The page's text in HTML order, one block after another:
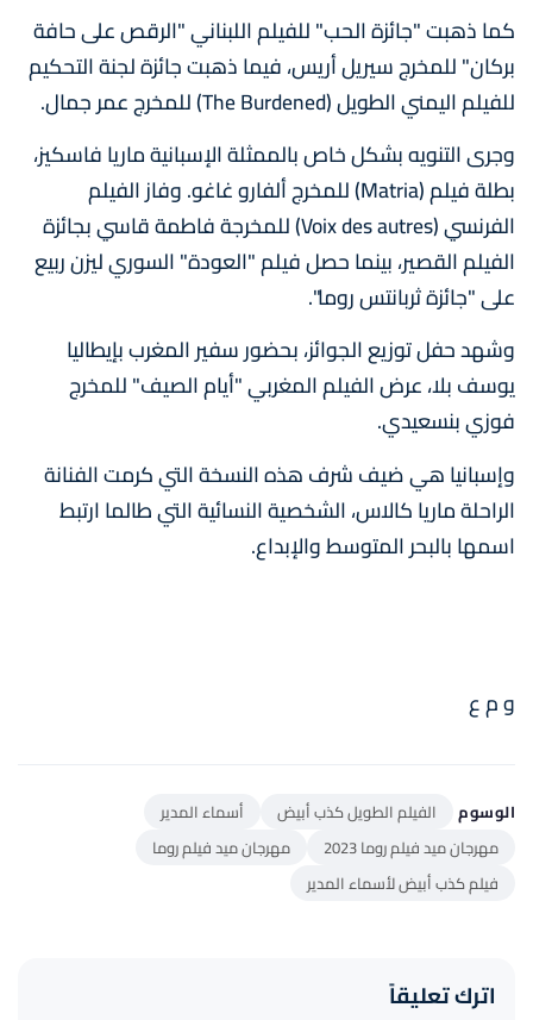
كما ذهبت "جائزة الحب" للفيلم اللبناني "الرقص على حافة
بركان" للمخرج سيريل أريس، فيما ذهبت جائزة لجنة التحكيم
للفيلم اليمني الطويل (The Burdened) للمخرج عمر جمال.
وجرى التنويه بشكل خاص بالممثلة الإسبانية ماريا فاسكيز،
بطلة فيلم (Matria) للمخرج ألفارو غاغو. وفاز الفيلم
الفرنسي (Voix des autres) للمخرجة فاطمة قاسي بجائزة
الفيلم القصير، بينما حصل فيلم "العودة" السوري ليزن ربيع
على "جائزة ثربانتس روما".
وشهد حفل توزيع الجوائز، بحضور سفير المغرب بإيطاليا
يوسف بلا، عرض الفيلم المغربي "أيام الصيف" للمخرج
فوزي بنسعيدي.
وإسبانيا هي ضيف شرف هذه النسخة التي كرمت الفنانة
الراحلة ماريا كالاس، الشخصية النسائية التي طالما ارتبط
اسمها بالبحر المتوسط والإبداع.
و م ع
الوسوم الفيلم الطويل كذب أبيض
أسماء المدير
مهرجان ميد فيلم روما 2023
مهرجان ميد فيلم روما
فيلم كذب أبيض لأسماء المدير
اترك تعليقاً